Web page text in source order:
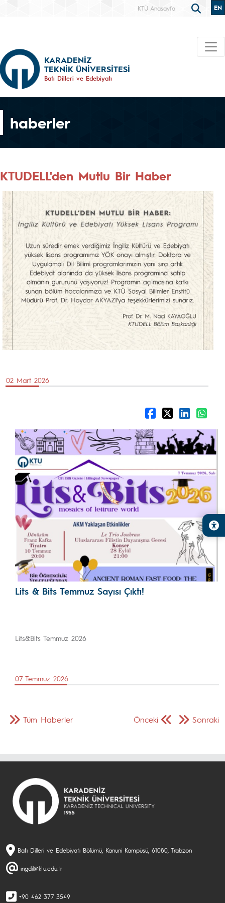
KTÜ Anasayfa EN
KARADENİZ
TEKNİK ÜNİVERSİTESİ
Batı Dilleri ve Edebiyatı
haberler
KTUDELL'den Mutlu Bir Haber
02 Mart 2026
Lits & Bits Temmuz Sayısı Çıktı!
Lits&Bits Temmuz 2026
07 Temmuz 2026
Önceki Sonraki
Tüm Haberler
Batı Dilleri ve Edebiyatı Bölümü, Kanuni Kampüsü, 61080, Trabzon
ingdil@ktu.edu.tr
+90 462 377 3549